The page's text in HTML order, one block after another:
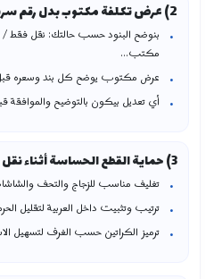
2) عرض تكلفة مكتوب بدل رقم سريع
بنوضح البنود حسب حالتك: نقل
مكتب…
عرض مكتوب يوضح كل بند وسعره
أي تعديل بيكون بالتوضيح والموافقة
3) حماية القطع الحساسة أثناء نقل عفش المنيل
تغليف مناسب للزجاج والتحف
ترتيب وتثبيت داخل العربية لتقليل
ترميز الكراتين حسب الغرف لتسهيل